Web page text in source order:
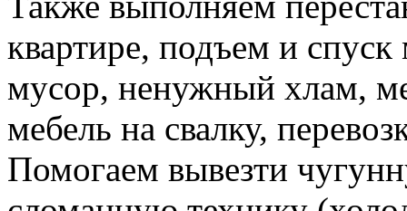
квартире, подъем и
мусор, ненужный хлам,
мебель на свалку,
Помогаем вывезти